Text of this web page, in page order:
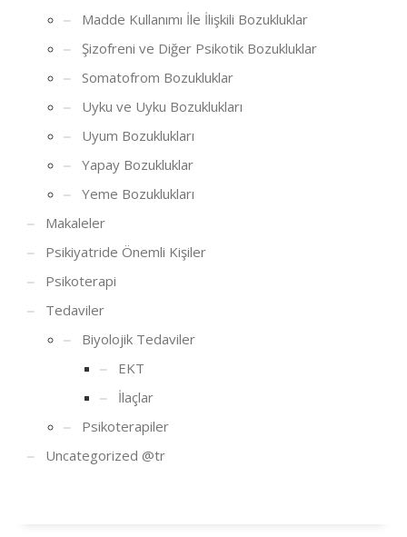
Madde Kullanımı İle İlişkili Bozukluklar
Şizofreni ve Diğer Psikotik Bozukluklar
Somatofrom Bozukluklar
Uyku ve Uyku Bozuklukları
Uyum Bozuklukları
Yapay Bozukluklar
Yeme Bozuklukları
Makaleler
Psikiyatride Önemli Kişiler
Psikoterapi
Tedaviler
Biyolojik Tedaviler
EKT
İlaçlar
Psikoterapiler
Uncategorized @tr